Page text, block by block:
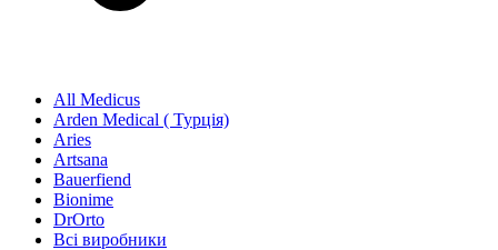
All Medicus
Arden Medical ( Турція)
Aries
Artsana
Bauerfiend
Bionime
DrOrto
Всі виробники